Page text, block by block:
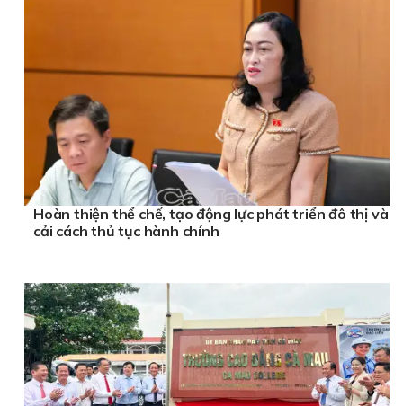
Hoàn thiện thể chế, tạo động lực phát triển đô thị và
cải cách thủ tục hành chính